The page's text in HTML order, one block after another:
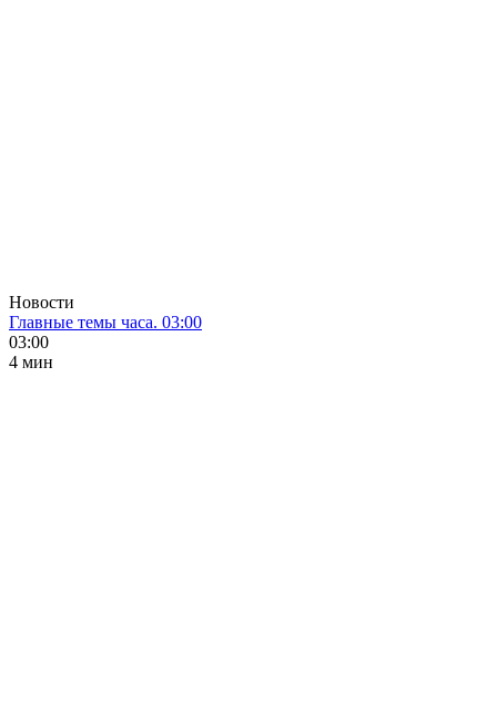
Новости
Главные темы часа. 03:00
03:00
4 мин